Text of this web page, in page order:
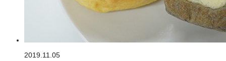
2019.11.05